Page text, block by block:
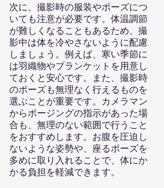
次に、撮影時の服装やポーズにつ
いても注意が必要です。体温調節
が難しくなることもあるため、撮
影中は体を冷やさないように配慮
しましょう。例えば、寒い季節に
は羽織物やブランケットを用意し
ておくと安心です。また、撮影時
のポーズも無理なく行えるものを
選ぶことが重要です。カメラマン
からポージングの指示があった場
合も、無理のない範囲で行うこと
をおすすめします。お腹を圧迫し
ないような姿勢や、座るポーズを
多めに取り入れることで、体にか
かる負担を軽減できます。